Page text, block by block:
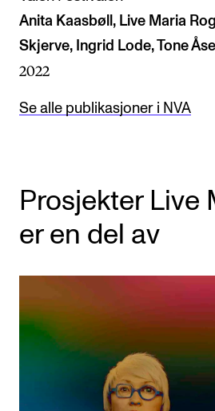
Anita Kaasbøll, Live Maria
Skjerve, Ingrid Lode, Tone
2022
Se alle publikasjoner i NVA
Prosjekter Live
er en del av